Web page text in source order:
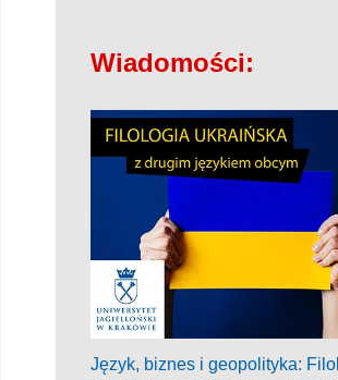
Wiadomości:
Język, biznes i geopolityka: